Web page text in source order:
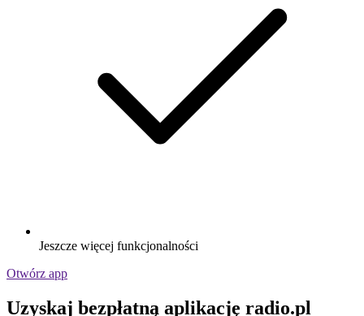
Jeszcze więcej funkcjonalności
Otwórz app
Uzyskaj bezpłatną aplikację radio.pl